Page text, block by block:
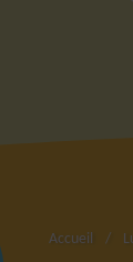
Accueil